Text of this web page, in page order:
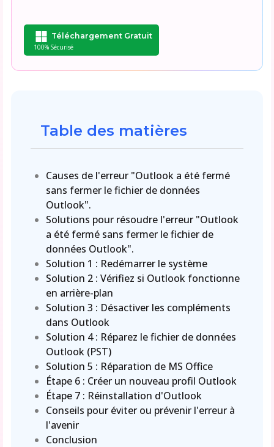
Téléchargement Gratuit
100% Sécurisé
Table des matières
Causes de l'erreur "Outlook a été fermé
sans fermer le fichier de données
Outlook".
Solutions pour résoudre l'erreur "Outlook
a été fermé sans fermer le fichier de
données Outlook".
Solution 1 : Redémarrer le système
Solution 2 : Vérifiez si Outlook fonctionne
en arrière-plan
Solution 3 : Désactiver les compléments
dans Outlook
Solution 4 : Réparez le fichier de données
Outlook (PST)
Solution 5 : Réparation de MS Office
Étape 6 : Créer un nouveau profil Outlook
Étape 7 : Réinstallation d'Outlook
Conseils pour éviter ou prévenir l'erreur à
l'avenir
Conclusion